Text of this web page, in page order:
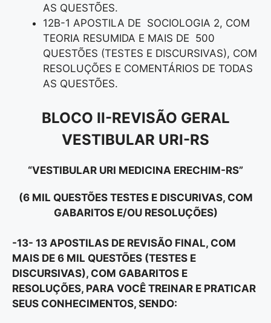
AS QUESTÕES.
12B-1 APOSTILA DE SOCIOLOGIA 2, COM
TEORIA RESUMIDA E MAIS DE 500
QUESTÕES (TESTES E DISCURSIVAS), COM
RESOLUÇÕES E COMENTÁRIOS DE TODAS
AS QUESTÕES.
BLOCO II-REVISÃO GERAL
VESTIBULAR URI-RS
“VESTIBULAR URI MEDICINA ERECHIM-RS”
(6 MIL QUESTÕES TESTES E DISCURIVAS, COM
GABARITOS E/OU RESOLUÇÕES)
-13- 13 APOSTILAS DE REVISÃO FINAL, COM
MAIS DE 6 MIL QUESTÕES (TESTES E
DISCURSIVAS), COM GABARITOS E
RESOLUÇÕES, PARA VOCÊ TREINAR E PRATICAR
SEUS CONHECIMENTOS, SENDO: